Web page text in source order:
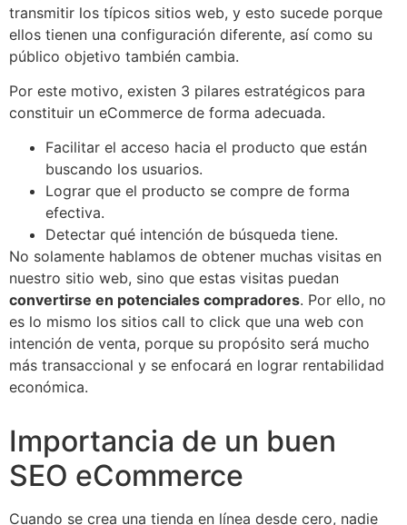
transmitir los típicos sitios web, y esto sucede porque
ellos tienen una configuración diferente, así como su
público objetivo también cambia.
Por este motivo, existen 3 pilares estratégicos para
constituir un eCommerce de forma adecuada.
Facilitar el acceso hacia el producto que están
buscando los usuarios.
Lograr que el producto se compre de forma
efectiva.
Detectar qué intención de búsqueda tiene.
No solamente hablamos de obtener muchas visitas en
nuestro sitio web, sino que estas visitas puedan
convertirse en potenciales compradores. Por ello, no
es lo mismo los sitios call to click que una web con
intención de venta, porque su propósito será mucho
más transaccional y se enfocará en lograr rentabilidad
económica.
Importancia de un buen
SEO eCommerce
Cuando se crea una tienda en línea desde cero, nadie